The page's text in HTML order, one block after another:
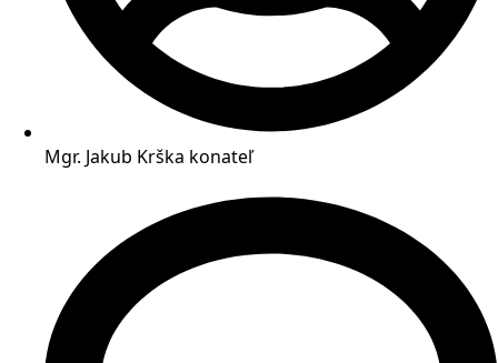
Mgr. Jakub Krška konateľ